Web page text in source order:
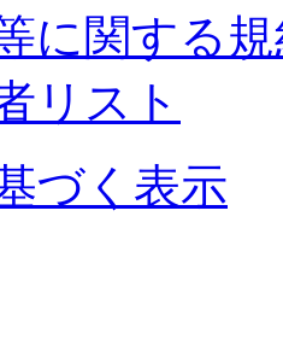
に関する
リスト
づく表示